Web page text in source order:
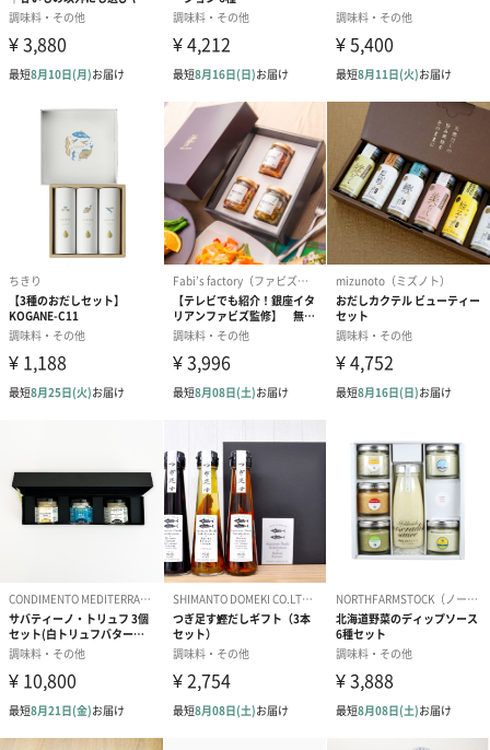
お届けボックスオプション
配送用のダンボールを装飾いたします。お相手のご住所に直接お
合は、紙袋との併用もおすすめです。
ダンボール装飾（ひま
わり）（720円）
ダンボール装飾（チュ
ーリップ）（720円）
ダンボール装
イトピンク×
紙袋
お渡し用の紙袋です。
商品に合わせたサイズをお届けします。
あり（280円）